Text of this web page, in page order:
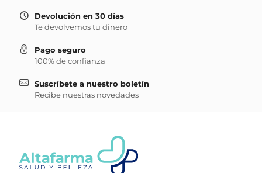
Devolución en 30 días
Te devolvemos tu dinero
Pago seguro
100% de confianza
Suscríbete a nuestro boletín
Recibe nuestras novedades